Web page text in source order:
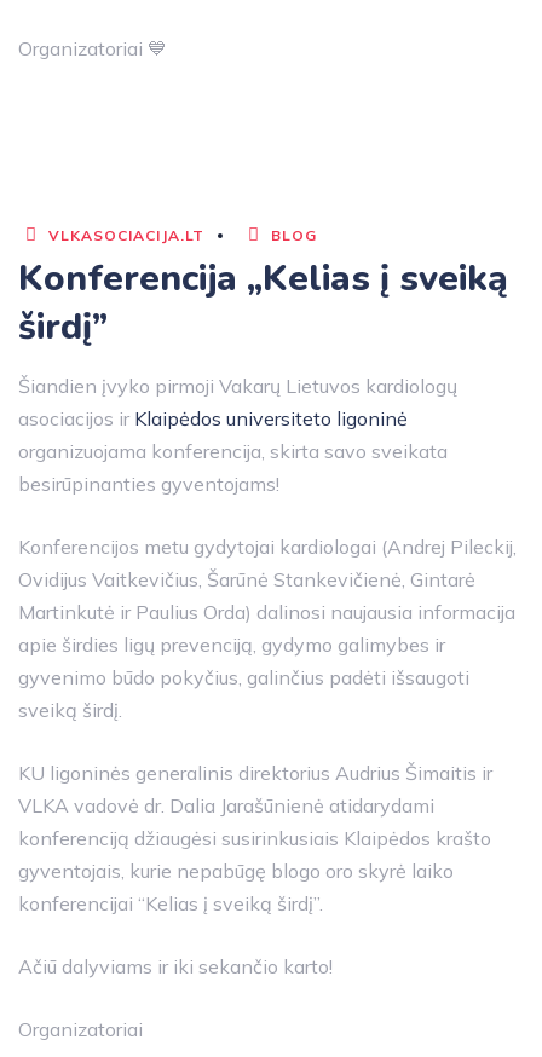
Organizatoriai 💙
VLKASOCIACIJA.LT BLOG
Konferencija „Kelias į sveiką
širdį”
Šiandien įvyko pirmoji Vakarų Lietuvos kardiologų
asociacijos ir Klaipėdos universiteto ligoninė
organizuojama konferencija, skirta savo sveikata
besirūpinanties gyventojams!
Konferencijos metu gydytojai kardiologai (Andrej Pileckij,
Ovidijus Vaitkevičius, Šarūnė Stankevičienė, Gintarė
Martinkutė ir Paulius Orda) dalinosi naujausia informacija
apie širdies ligų prevenciją, gydymo galimybes ir
gyvenimo būdo pokyčius, galinčius padėti išsaugoti
sveiką širdį.
KU ligoninės generalinis direktorius Audrius Šimaitis ir
VLKA vadovė dr. Dalia Jarašūnienė atidarydami
konferenciją džiaugėsi susirinkusiais Klaipėdos krašto
gyventojais, kurie nepabūgę blogo oro skyrė laiko
konferencijai “Kelias į sveiką širdį”.
Ačiū dalyviams ir iki sekančio karto!
Organizatoriai